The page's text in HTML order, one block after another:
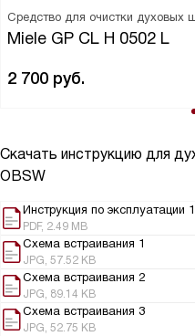
Средство для очистки духовых
Miele GP CL H 0502 L
2 700 руб.
Скачать инструкцию для
OBSW
Инструкция по эксплуатации 1
PDF, 2.49 MB
Схема встраивания 1
JPG, 57.52 KB
Схема встраивания 2
JPG, 89.14 KB
Схема встраивания 3
JPG, 52.75 KB